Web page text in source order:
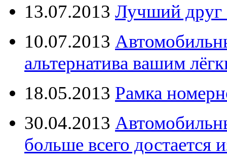
13.07.2013 Лучший друг
10.07.2013
альтернатива вашим
18.05.2013 Рамка
30.04.2013
больше всего достается